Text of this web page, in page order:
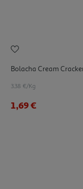
Bolacha Cream
3.38 €/Kg
1,69 €